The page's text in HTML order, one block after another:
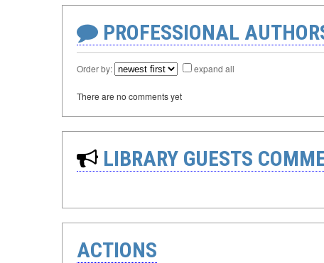
PROFESSIONAL
Order by: expand all
There are no comments yet
LIBRARY GUESTS
ACTIONS